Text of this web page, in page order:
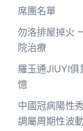
席團名單
勿洛排屋掉火
院治療
羅玉通JIUYI俱
憶
中國冠病陽性
調屬周期性波動